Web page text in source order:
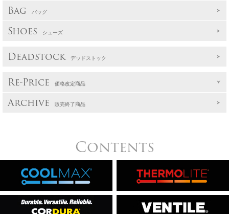
Bag バッグ
Shoes シューズ
Deadstock デッドストック
Re-Price 価格改定商品
Archive 販売終了商品
Contents